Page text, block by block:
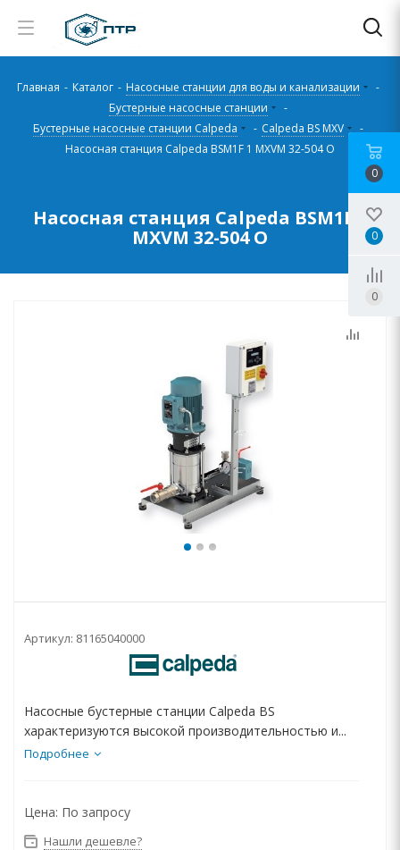
Главная - Каталог - Насосные станции для воды и канализации
-
Бустерные насосные станции
-
Бустерные насосные станции Calpeda
- Calpeda BS MXV
-
Насосная станция Calpeda BSM1F 1 MXVM 32-504 O
Насосная станция Calpeda BSM1F 1
MXVM 32-504 O
Артикул: 81165040000
Насосные бустерные станции Calpeda BS
характеризуются высокой производительностью и...
Подробнее
Цена: По запросу
Нашли дешевле?
0
0
0